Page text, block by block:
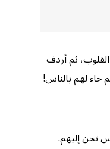
ثم أردف
تحن إليهم.